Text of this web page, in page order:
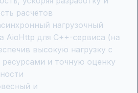
расчётов
нагрузочный
AioHttp для C++-сервиса (на
высокую нагрузку с
и точную оценку
и